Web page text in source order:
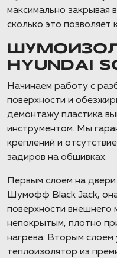
максимально закрывая
сколько это позволяет
HYUNDAI
Начинаем работу с
поверхности и
демонтажу пластика
инструментом. Мы
креплений и
задиров на обшивках.
Первым слоем на
Шумофф Black Jack,
поверхности внешнего
непокрытым, плотно
нагрева. Вторым
теплоизолятор из